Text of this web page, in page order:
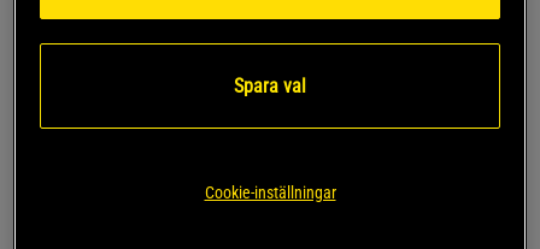
!
när produkter åter finns i lager.
Spara val
Cookie-inställningar